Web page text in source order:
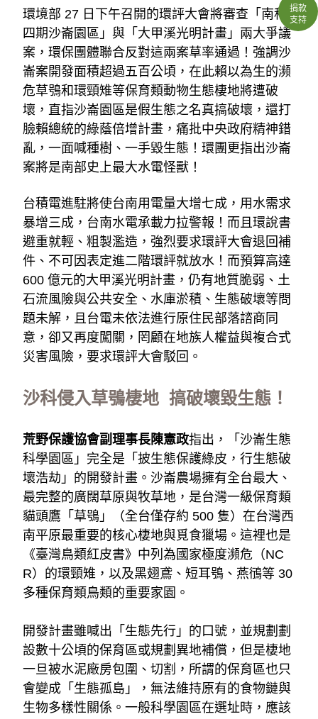
捐款
支持
環境部 27 日下午召開的環評大會將審查「南科
四期沙崙園區」與「大甲溪光明計畫」兩大爭議
案，環保團體聯合反對這兩案草率通過！強調沙
崙案開發面積超過五百公頃，在此賴以為生的瀕
危草鴞和環頸雉等保育類動物生態棲地將遭破
壞，直指沙崙園區是假生態之名真搞破壞，還打
臉賴總統的綠蔭倍增計畫，痛批中央政府精神錯
亂，一面喊種樹、一手毀生態！環團更指出沙崙
案將是南部史上最大水電怪獸！
台積電進駐將使台南用電量大增七成，用水需求
暴增三成，台南水電承載力拉警報！而且環說書
避重就輕、粗製濫造，強烈要求環評大會退回補
件、不可因表定進二階環評就放水！而預算高達
600 億元的大甲溪光明計畫，仍有地質脆弱、土
石流風險與公共安全、水庫淤積、生態破壞等問
題未解，且台電未依法進行原住民部落諮商同
意，卻又再度闖關，罔顧在地族人權益與複合式
災害風險，要求環評大會駁回。
沙科侵入草鴞棲地  搞破壞毀生態！
荒野保護協會副理事長陳憲政指出，「沙崙生態
科學園區」完全是「披生態保護綠皮，行生態破
壞浩劫」的開發計畫。沙崙農場擁有全台最大、
最完整的廣闊草原與牧草地，是台灣一級保育類
貓頭鷹「草鴞」（全台僅存約 500 隻）在台灣西
南平原最重要的核心棲地與覓食獵場。這裡也是
《臺灣鳥類紅皮書》中列為國家極度瀕危（NC
R）的環頸雉，以及黑翅鳶、短耳鴞、燕鴴等 30
多種保育類鳥類的重要家園。
開發計畫雖喊出「生態先行」的口號，並規劃劃
設數十公頃的保育區或規劃異地補償，但是棲地
一旦被水泥廠房包圍、切割，所謂的保育區也只
會變成「生態孤島」，無法維持原有的食物鏈與
生物多樣性關係。一般科學園區在選址時，應該